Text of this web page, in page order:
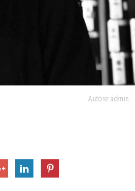
Autore: admin